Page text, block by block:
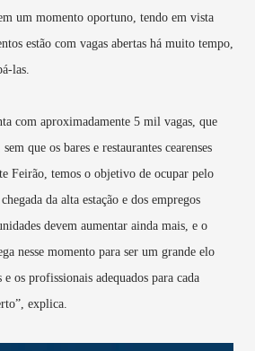
um momento oportuno, tendo em vista
estão com vagas abertas há muito tempo,
las.
com aproximadamente 5 mil vagas, que
que os bares e restaurantes cearenses
Feirão, temos o objetivo de ocupar pelo
da alta estação e dos empregos
devem aumentar ainda mais, e o
nesse momento para ser um grande elo
e os profissionais adequados para cada
explica.